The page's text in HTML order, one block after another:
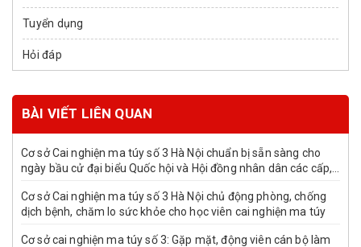
Tuyển dụng
Hỏi đáp
BÀI VIẾT LIÊN QUAN
Cơ sở Cai nghiện ma túy số 3 Hà Nội chuẩn bị sẵn sàng cho
ngày bầu cử đại biểu Quốc hội và Hội đồng nhân dân các cấp,
Cơ sở Cai nghiện ma túy số 3 Hà Nội chủ động phòng, chống
dịch bệnh, chăm lo sức khỏe cho học viên cai nghiện ma túy
Cơ sở cai nghiện ma túy số 3: Gặp mặt, động viên cán bộ làm